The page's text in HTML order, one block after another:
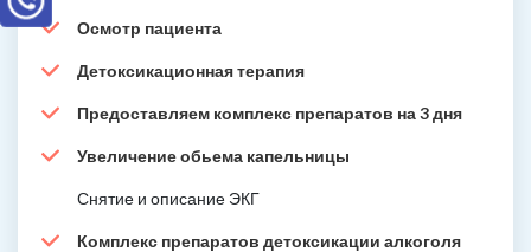
Осмотр пациента
Детоксикационная терапия
Предоставляем комплекс препаратов на 3 дня
Увеличение обьема капельницы
Снятие и описание ЭКГ
Комплекс препаратов детоксикации алкоголя